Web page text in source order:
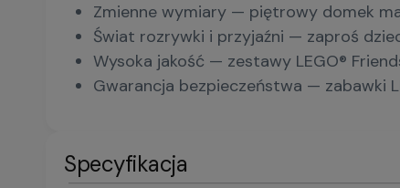
Zmienne wymiary — piętrowy domek
Świat rozrywki i przyjaźni — zaproś
Wysoka jakość — zestawy LEGO®
Gwarancja bezpieczeństwa — zabawki
Specyfikacja